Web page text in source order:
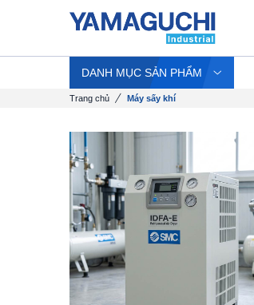
DANH MỤC SẢN PHẨM
Trang chủ Máy sấy khí